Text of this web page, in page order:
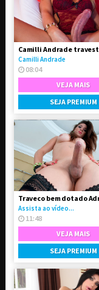
Camilli Andrade
08:04
VEJA MAIS
SEJA PREMIUM
Assista ao vídeo...
11:48
VEJA MAIS
SEJA PREMIUM